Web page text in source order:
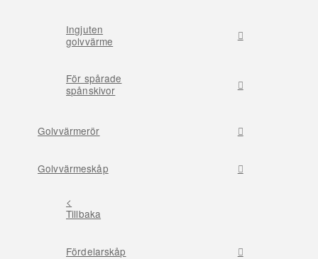
Ingjuten
golvvärme
För spårade
spånskivor
Golvvärmerör
Golvvärmeskåp
<
Tillbaka
Fördelarskåp